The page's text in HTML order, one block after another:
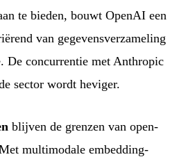
te bieden, bouwt OpenAI een
van gegevensverzameling
De concurrentie met Anthropic
sector wordt heviger.
blijven de grenzen van open-
multimodale embedding-